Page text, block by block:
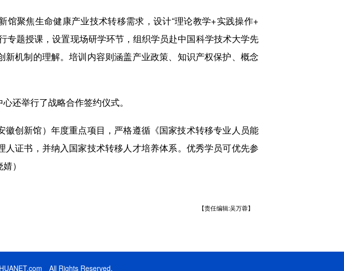
聚焦生命健康产业技术转移需求，设计“理论教学+实践操作+
专题授课，设置现场研学环节，组织学员赴中国科学技术大学先
机制的理解。培训内容则涵盖产业政策、知识产权保护、概念
举行了战略合作签约仪式。
创新馆）年度重点项目，严格遵循《国家技术转移专业人员能
证书，并纳入国家技术转移人才培养体系。优秀学员可优先参
）
【责任编辑:吴万蓉】
All Rights Reserved.